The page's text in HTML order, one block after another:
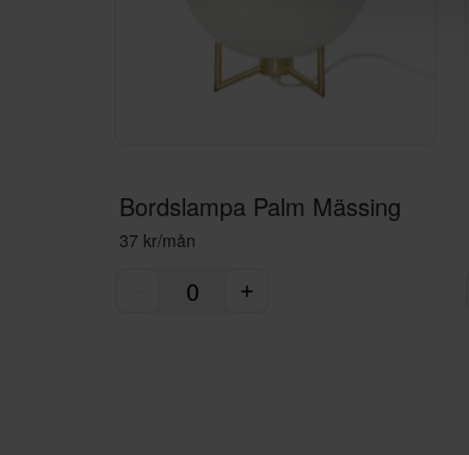
Bordslampa Palm Mässing
37 kr/mån